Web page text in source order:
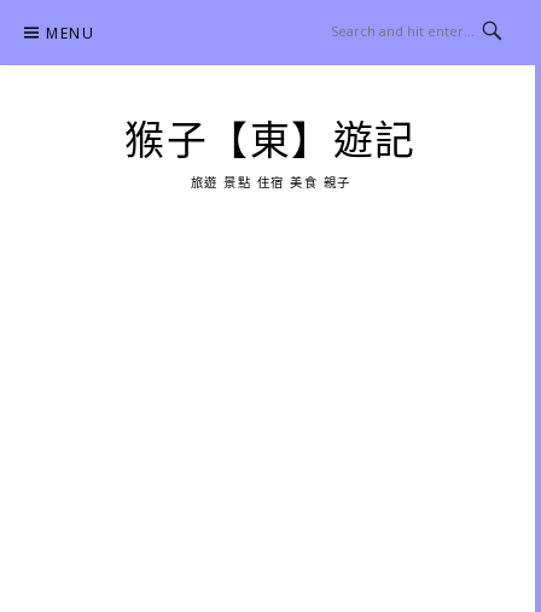
content
MENU
猴子【東】遊記
旅遊 景點 住宿 美食 親子